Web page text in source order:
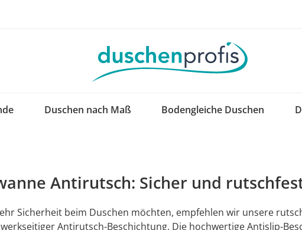
Duschen nach Maß Bodengleiche Duschen
Antirutsch: Sicher und
Sicherheit beim Duschen möchten, empfehlen wir unsere
Antirutsch-Beschichtung. Die hochwertige Antislip-